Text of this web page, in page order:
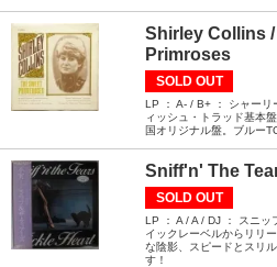
Shirley Collins
Primroses
SOLD OUT
LP ： A- / B+ ： シャーリ
ィッシュ・トラッド基本
国オリジナル盤。ブルー
Sniff'n' The
SOLD OUT
LP ： A / A / DJ ： スニッ
イックレーベルからリリ
な陰影、スピードとスリ
す！